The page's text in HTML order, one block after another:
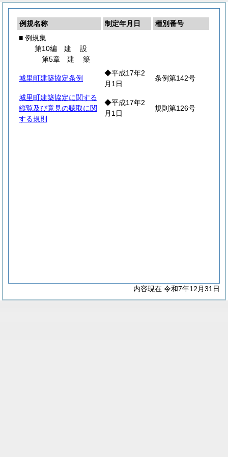
例規名称 制定年月日
種別番号
■ 例規集
第10編 建設
第5章 建築
城里町建築協定条例
◆平成17年2
月1日
条例第142号
城里町建築協定に関する
縦覧及び意見の聴取に関
する規則
◆平成17年2
月1日
規則第126号
内容現在 令和7年12月31日